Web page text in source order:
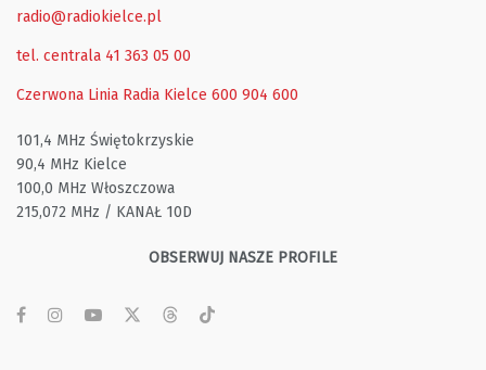
radio@radiokielce.pl
tel. centrala 41 363 05 00
Czerwona Linia Radia Kielce 600 904 600
101,4 MHz Świętokrzyskie
90,4 MHz Kielce
100,0 MHz Włoszczowa
215,072 MHz / KANAŁ 10D
OBSERWUJ NASZE PROFILE